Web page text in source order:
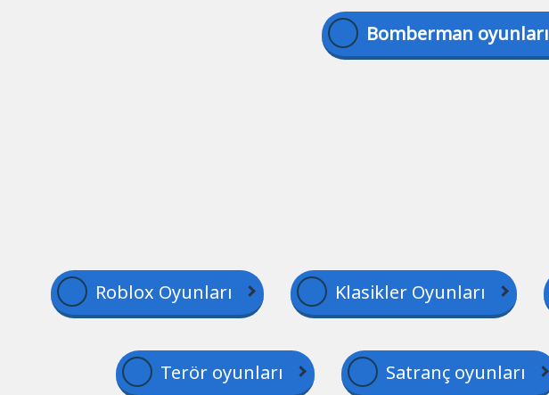
Bomberman oyunları
Roblox Oyunları Klasikler Oyunları
Terör oyunları Satranç oyunları